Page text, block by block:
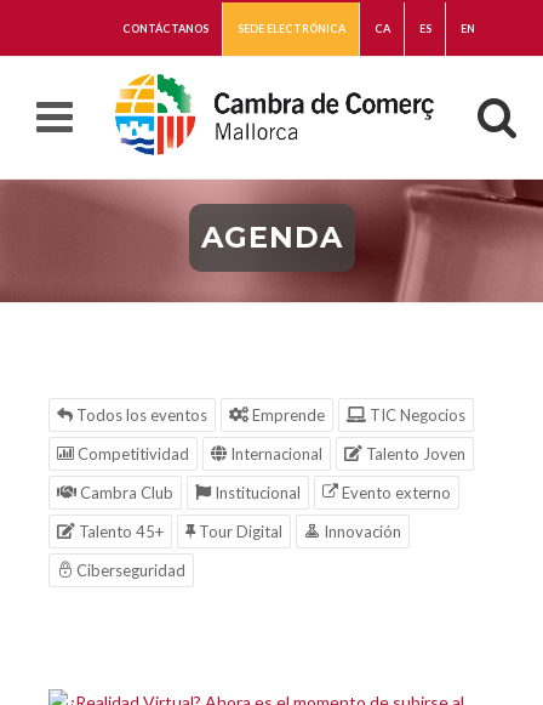
CONTÁCTANOS SEDE ELECTRÓNICA CA ES EN
AGENDA
Todos los eventos Emprende
TIC Negocios
Competitividad
Internacional
Talento Joven
Cambra Club
Institucional
Evento externo
Talento 45+
Tour Digital
Innovación
Ciberseguridad